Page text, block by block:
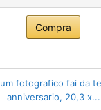
Compra
fotografico fai da
anniversario, 20,3 x...